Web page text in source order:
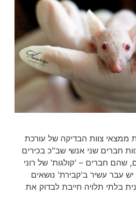
ממצאי צוות הבדיקה של עורכת
חברים שני אנשי שב"כ בכירים
שהם חברים – 'קולגות' של רוני
יש עבר עשיר ב'קבירת' נושאים
בלתי תלויה חייבת לבדוק את